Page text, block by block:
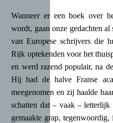
Wanneer er een boek over
wordt, gaan onze gedachten
van Europese schrijvers die
Rijk optekenden voor het
en werd razend populair, na
Hij had de halve Franse
meegenomen en zij haalde
schatten dat – vaak –
gemaakte grap,